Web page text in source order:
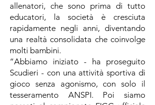
allenatori, che sono prima di tutto
educatori, la società è cresciuta
rapidamente negli anni, diventando
una realtà consolidata che coinvolge
molti bambini.
“Abbiamo iniziato - ha proseguito
Scudieri - con una attività sportiva di
gioco senza agonismo, con solo il
tesseramento ANSPI. Poi siamo